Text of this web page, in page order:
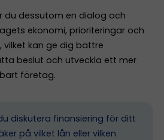
du dessutom en dialog och
ekonomi, prioriteringar och
vilket kan ge dig bättre
beslut och utveckla ett mer
företag.
diskutera finansiering för ditt
på vilket lån eller vilken